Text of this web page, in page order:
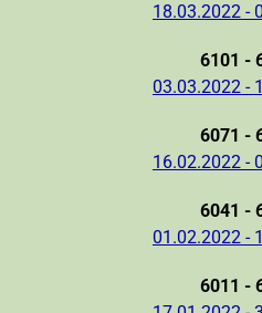
18.03.2022 -
6101 -
03.03.2022 -
6071 -
16.02.2022 -
6041 -
01.02.2022 -
6011 -